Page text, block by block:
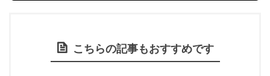
こちらの記事もおすすめです